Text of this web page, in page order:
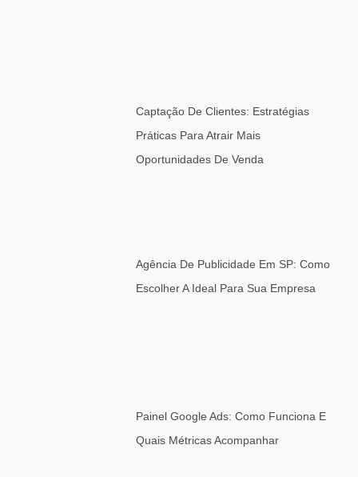
Captação De Clientes: Estratégias
Práticas Para Atrair Mais
Oportunidades De Venda
Agência De Publicidade Em SP: Como
Escolher A Ideal Para Sua Empresa
Painel Google Ads: Como Funciona E
Quais Métricas Acompanhar